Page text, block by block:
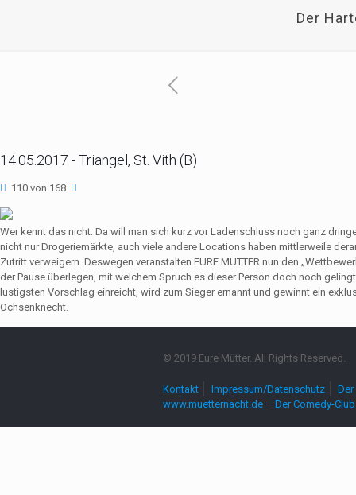
Der
14.05.2017 - Triangel, St. Vith (B)
110 von 168
Wer kennt das nicht: Da will man sich kurz vor Ladenschluss noch ganz
nicht nur Drogeriemärkte, auch viele andere Locations haben mittlerweile
Zutritt verweigern. Deswegen veranstalten EURE MÜTTER nun den
der Pause überlegen, mit welchem Spruch es dieser Person doch noch
lustigsten Vorschlag einreicht, wird zum Sieger ernannt und gewinnt ein
Ochsenknecht.
© 2019 Eure Mütter. All Rights Reserved.
Kontakt Impressum/Datenschutz
www.muetternacht.de – Der Comedy-Club